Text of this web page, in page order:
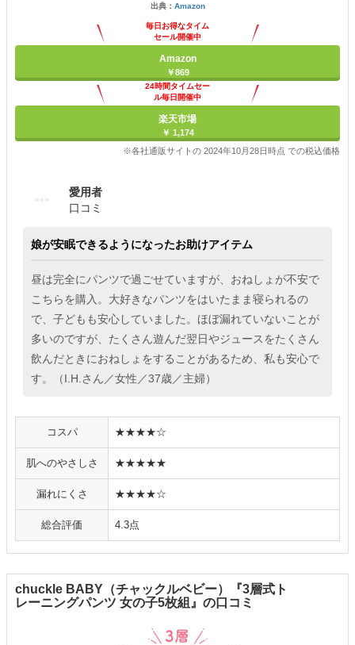
出典： Amazon
毎日お得なタイム
セール開催中
Amazon
￥869
24時間タイムセー
ル毎日開催中
楽天市場
￥ 1,174
※各社通販サイトの 2024年10月28日時点 での税込価格
愛用者
口コミ
娘が安眠できるようになったお助けアイテム
昼は完全にパンツで過ごせていますが、おねしょが不安で
こちらを購入。大好きなパンツをはいたまま寝られるの
で、子どもも安心していました。ほぼ漏れていないことが
多いのですが、たくさん遊んだ翌日やジュースをたくさん
飲んだときにおねしょをすることがあるため、私も安心で
す。（I.H.さん／女性／37歳／主婦）
コスパ ★★★★☆
肌へのやさしさ ★★★★★
漏れにくさ ★★★★☆
総合評価 4.3点
chuckle BABY（チャックルベビー）『3層式ト
レーニングパンツ 女の子5枚組』の口コミ